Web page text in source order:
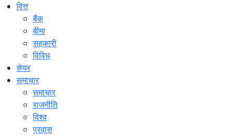
वित्त
बैंक
बीमा
सहकारी
विविध
सेयर
समाचार
समाचार
राजनीति
विश्व
प्रवास